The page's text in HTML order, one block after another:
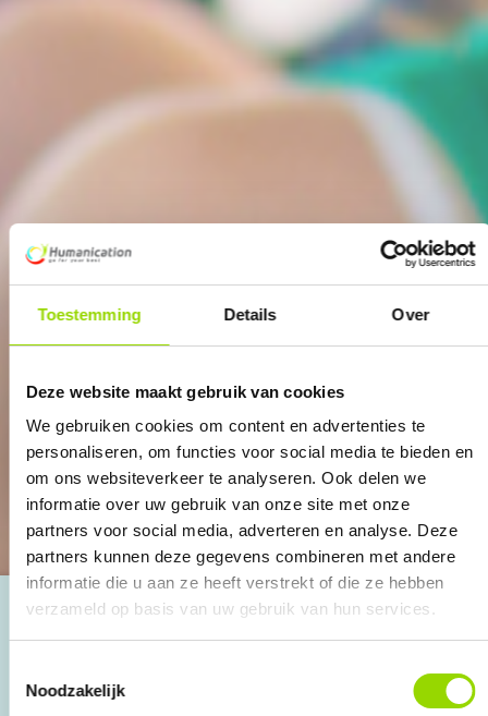
Toestemming Details Over
Deze website maakt gebruik van cookies
We gebruiken cookies om content en advertenties te
personaliseren, om functies voor social media te bieden en
om ons websiteverkeer te analyseren. Ook delen we
informatie over uw gebruik van onze site met onze
partners voor social media, adverteren en analyse. Deze
partners kunnen deze gegevens combineren met andere
informatie die u aan ze heeft verstrekt of die ze hebben
verzameld op basis van uw gebruik van hun services.
Noodzakelijk